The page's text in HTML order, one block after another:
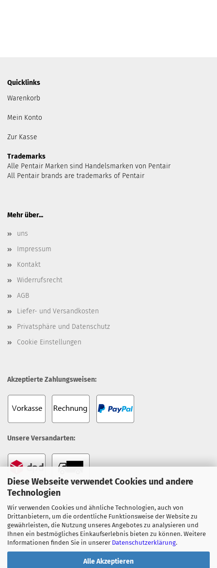
Diese Webseite verwendet Cookies und andere
Technologien
Wir verwenden Cookies und ähnliche Technologien, auch von
Drittanbietern, um die ordentliche Funktionsweise der Website zu
gewährleisten, die Nutzung unseres Angebotes zu analysieren und
Ihnen ein bestmögliches Einkaufserlebnis bieten zu können. Weitere
Informationen finden Sie in unserer Datenschutzerklärung.
Alle Akzeptieren
Quicklinks
Warenkorb
Mein Konto
Zur Kasse
Trademarks
Alle Pentair Marken sind Handelsmarken von Pentair
All Pentair brands are trademarks of Pentair
Mehr über...
uns
Impressum
Kontakt
Widerrufsrecht
AGB
Liefer- und Versandkosten
Privatsphäre und Datenschutz
Cookie Einstellungen
Akzeptierte Zahlungsweisen:
Unsere Versandarten:
Unsere Topseller:
Everpure 4H Filterpatrone
Everpure 4C Filterpatrone
Claris Ultra-Familie